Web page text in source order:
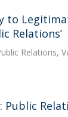
to
Relations’
Relations,
Public